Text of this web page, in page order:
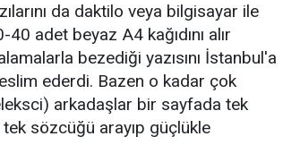
da daktilo veya bilgisayar ile
adet beyaz A4 kağıdını alır
bezediği yazısını İstanbul'a
ederdi. Bazen o kadar çok
arkadaşlar bir sayfada tek
sözcüğü arayıp güçlükle